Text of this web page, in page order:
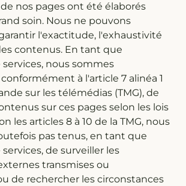
nos pages ont été élaborés
soin. Nous ne pouvons
l'exactitude, l'exhaustivité
contenus. En tant que
nous sommes
à l'article 7 alinéa 1
sur les télémédias (TMG), de
sur ces pages selon les lois
les articles 8 à 10 de la TMG, nous
pas tenus, en tant que
de surveiller les
transmises ou
de rechercher les circonstances